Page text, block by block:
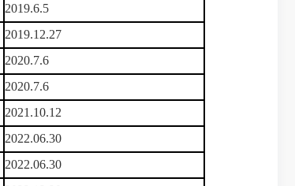
2019.6.5
2019.12.27
2020.7.6
2020.7.6
2021.10.12
2022.06.30
2022.06.30